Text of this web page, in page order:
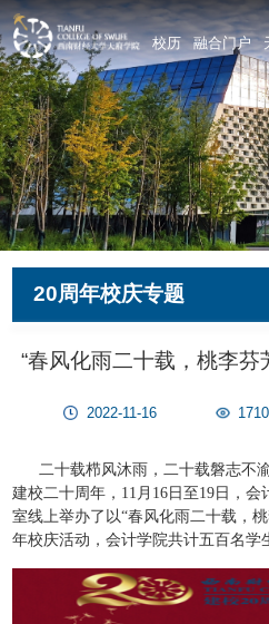
校历 融合门户
20周年校庆专题
“春风化雨二十载，桃李
2022-11-16 1710
二十载栉风沐雨，二十载磐志不
建校二十周年，11月16日至19日，
室线上举办了以“春风化雨二十载，
年校庆活动，会计学院共计五百名学